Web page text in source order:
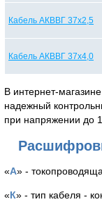
Кабель АКВВГ 37х2,5
Кабель АКВВГ 37х4,0
В интернет-
надежный
при напряжении до
«А» -
«К» - тип кабеля -